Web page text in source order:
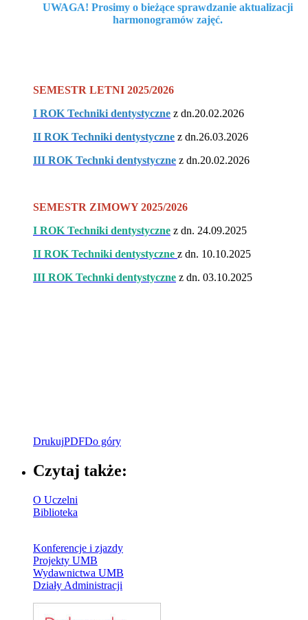
UWAGA! Prosimy o bieżące sprawdzanie aktualizacji
harmonogramów zajęć.
SEMESTR LETNI 2025/2026
I ROK Techniki dentystyczne z dn.20.02.2026
II ROK Techniki dentystyczne z dn.26.03.2026
III ROK Technki dentystyczne z dn.20.02.2026
SEMESTR ZIMOWY 2025/2026
I ROK Techniki dentystyczne z dn. 24.09.2025
II ROK Techniki dentystyczne z dn. 10.10.2025
III ROK Technki dentystyczne z dn. 03.10.2025
DrukujPDFDo góry
Czytaj także:
O Uczelni
Biblioteka
Konferencje i zjazdy
Projekty UMB
Wydawnictwa UMB
Działy Administracji